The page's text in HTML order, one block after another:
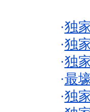
·独
·独
·独
·最
·独